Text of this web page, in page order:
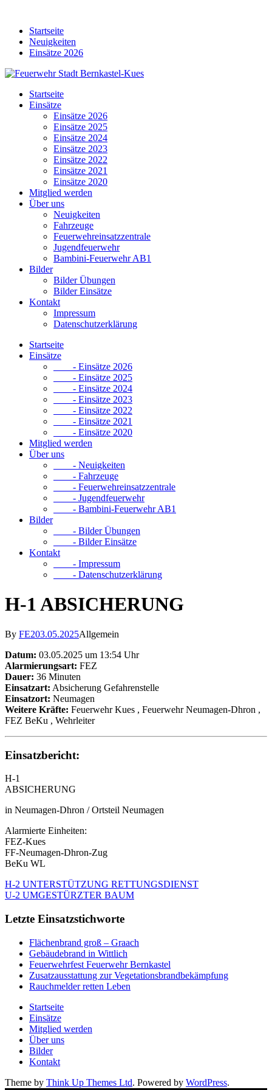
contentStartseite
Neuigkeiten
Einsätze 2026
Startseite
Einsätze
Einsätze 2026
Einsätze 2025
Einsätze 2024
Einsätze 2023
Einsätze 2022
Einsätze 2021
Einsätze 2020
Mitglied werden
Über uns
Neuigkeiten
Fahrzeuge
Feuerwehreinsatzzentrale
Jugendfeuerwehr
Bambini-Feuerwehr AB1
Bilder
Bilder Übungen
Bilder Einsätze
Kontakt
Impressum
Datenschutzerklärung
Startseite
Einsätze
- Einsätze 2026
- Einsätze 2025
- Einsätze 2024
- Einsätze 2023
- Einsätze 2022
- Einsätze 2021
- Einsätze 2020
Mitglied werden
Über uns
- Neuigkeiten
- Fahrzeuge
- Feuerwehreinsatzzentrale
- Jugendfeuerwehr
- Bambini-Feuerwehr AB1
Bilder
- Bilder Übungen
- Bilder Einsätze
Kontakt
- Impressum
- Datenschutzerklärung
H-1 ABSICHERUNG
By FE203.05.2025Allgemein
Datum: 03.05.2025 um 13:54 Uhr
Alarmierungsart: FEZ
Dauer: 36 Minuten
Einsatzart: Absicherung Gefahrenstelle
Einsatzort: Neumagen
Weitere Kräfte: Feuerwehr Kues , Feuerwehr Neumagen-Dhron ,
FEZ BeKu , Wehrleiter
Einsatzbericht:
H-1
ABSICHERUNG
in Neumagen-Dhron / Ortsteil Neumagen
Alarmierte Einheiten:
FEZ-Kues
FF-Neumagen-Dhron-Zug
BeKu WL
H-2 UNTERSTÜTZUNG RETTUNGSDIENST
U-2 UMGESTÜRZTER BAUM
Letzte Einsatzstichworte
Flächenbrand groß – Graach
Gebäudebrand in Wittlich
Feuerwehrfest Feuerwehr Bernkastel
Zusatzausstattung zur Vegetationsbrandbekämpfung
Rauchmelder retten Leben
Startseite
Einsätze
Mitglied werden
Über uns
Bilder
Kontakt
Theme by Think Up Themes Ltd. Powered by WordPress.